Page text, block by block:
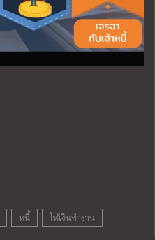
หนี้ ให้เงินทำงาน